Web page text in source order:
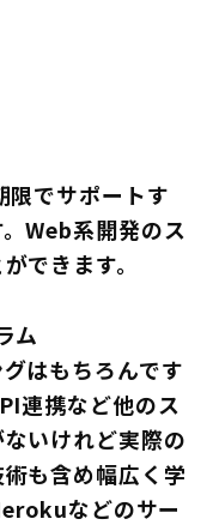
限でサポートす
Web系開発のス
できます。
ム
はもちろんです
連携など他のス
いけれど実際の
も含め幅広く学
などのサー